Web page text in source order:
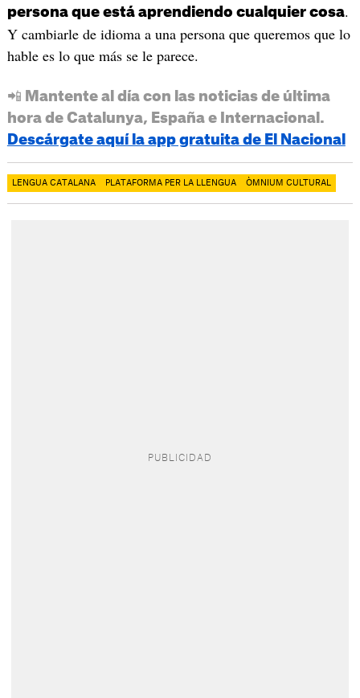
persona que está aprendiendo cualquier cosa.
Y cambiarle de idioma a una persona que queremos que lo
hable es lo que más se le parece.
📲 Mantente al día con las noticias de última
hora de Catalunya, España e Internacional.
Descárgate aquí la app gratuita de El Nacional
LENGUA CATALANA PLATAFORMA PER LA LLENGUA ÒMNIUM CULTURAL